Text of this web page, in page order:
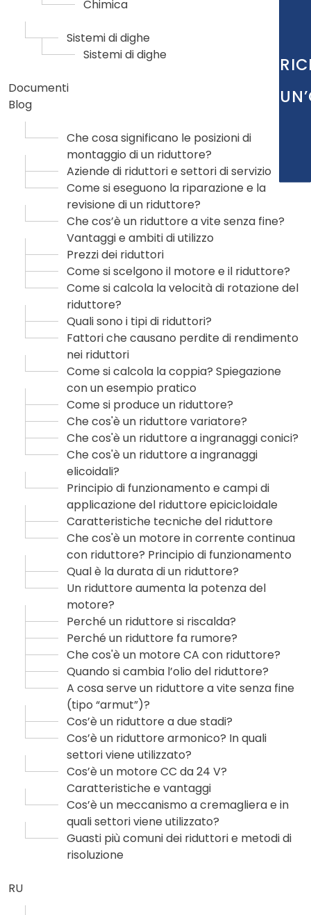
Chimica
Sistemi di dighe
Sistemi di dighe
Documenti
Blog
Che cosa significano le posizioni di
montaggio di un riduttore?
Aziende di riduttori e settori di servizio
Come si eseguono la riparazione e la
revisione di un riduttore?
Che cos’è un riduttore a vite senza fine?
Vantaggi e ambiti di utilizzo
Prezzi dei riduttori
Come si scelgono il motore e il riduttore?
Come si calcola la velocità di rotazione del
riduttore?
Quali sono i tipi di riduttori?
Fattori che causano perdite di rendimento
nei riduttori
Come si calcola la coppia? Spiegazione
con un esempio pratico
Come si produce un riduttore?
Che cos'è un riduttore variatore?
Che cos'è un riduttore a ingranaggi conici?
Che cos'è un riduttore a ingranaggi
elicoidali?
Principio di funzionamento e campi di
applicazione del riduttore epicicloidale
Caratteristiche tecniche del riduttore
Che cos'è un motore in corrente continua
con riduttore? Principio di funzionamento
Qual è la durata di un riduttore?
Un riduttore aumenta la potenza del
motore?
Perché un riduttore si riscalda?
Perché un riduttore fa rumore?
Che cos'è un motore CA con riduttore?
Quando si cambia l’olio del riduttore?
A cosa serve un riduttore a vite senza fine
(tipo “armut”)?
Cos’è un riduttore a due stadi?
Cos’è un riduttore armonico? In quali
settori viene utilizzato?
Cos’è un motore CC da 24 V?
Caratteristiche e vantaggi
Cos’è un meccanismo a cremagliera e in
quali settori viene utilizzato?
Guasti più comuni dei riduttori e metodi di
risoluzione
RU